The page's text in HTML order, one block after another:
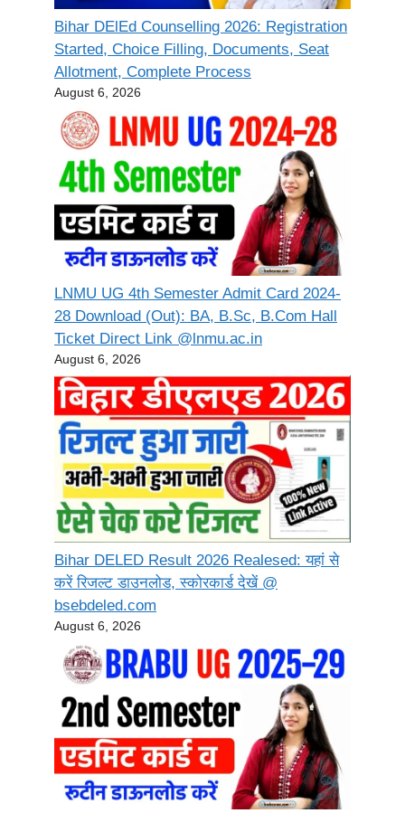
Bihar DElEd Counselling 2026: Registration
Started, Choice Filling, Documents, Seat
Allotment, Complete Process
August 6, 2026
LNMU UG 4th Semester Admit Card 2024-
28 Download (Out): BA, B.Sc, B.Com Hall
Ticket Direct Link @lnmu.ac.in
August 6, 2026
Bihar DELED Result 2026 Realesed: यहां से
करें रिजल्ट डाउनलोड, स्कोरकार्ड देखें @
bsebdeled.com
August 6, 2026